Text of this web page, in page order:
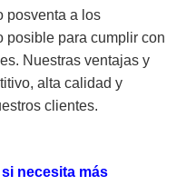
posventa a los
posible para cumplir con
Nuestras ventajas y
alta calidad y
clientes.
necesita más